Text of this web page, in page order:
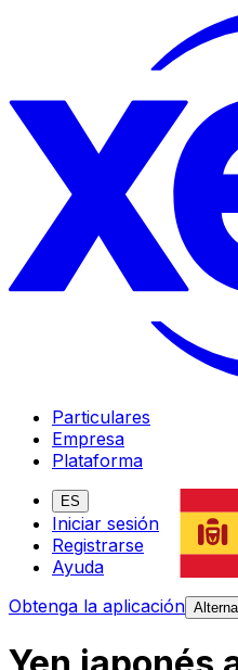
Particulares
Empresa
Plataforma
ES
Iniciar sesión
Registrarse
Ayuda
Obtenga la aplicación